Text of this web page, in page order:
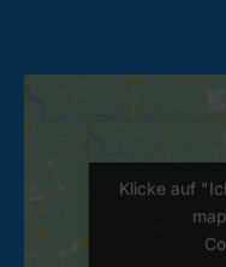
Klicke auf
Klicke auf